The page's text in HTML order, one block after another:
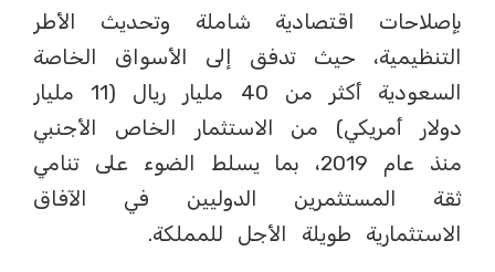
بإصلاحات اقتصادية شاملة وتحديث الأطر
التنظيمية، حيث تدفق إلى الأسواق الخاصة
السعودية أكثر من 40 مليار ريال (11 مليار
دولار أمريكي) من الاستثمار الخاص الأجنبي
منذ عام 2019، بما يسلط الضوء على تنامي
ثقة المستثمرين الدوليين في الآفاق
الاستثمارية طويلة الأجل للمملكة.